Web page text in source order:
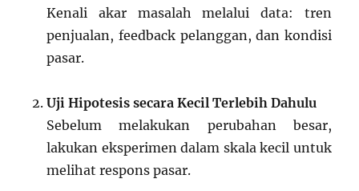
Kenali akar masalah melalui data: tren
penjualan, feedback pelanggan, dan kondisi
pasar.
Uji Hipotesis secara Kecil Terlebih Dahulu
Sebelum melakukan perubahan besar,
lakukan eksperimen dalam skala kecil untuk
melihat respons pasar.